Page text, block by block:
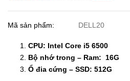
Mã sản phẩm: DELL20
CPU: Intel Core i5 6500
Bộ nhớ trong – Ram: 16G
Ổ đia cứng – SSD: 512G